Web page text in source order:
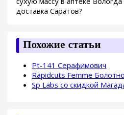
доставка Саратов?
Похожие статьи
Pt-141 Серафимович
Rapidcuts Femme
Sp Labs со скидкой